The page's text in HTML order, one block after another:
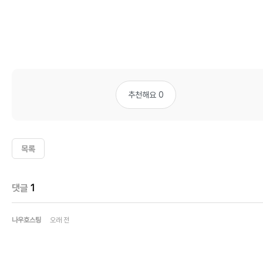
추천해요 0
목록
댓글 1
나우호스팅 오래 전